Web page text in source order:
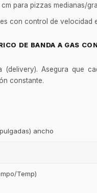
para pizzas medianas/
con control de velocidad
DE BANDA A GAS
(delivery). Asegura que
constante.
ancho
Temp)
GastroBot